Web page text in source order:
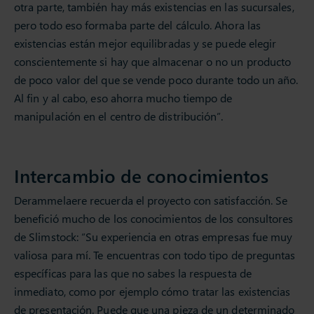
otra parte, también hay más existencias en las sucursales,
pero todo eso formaba parte del cálculo. Ahora las
existencias están mejor equilibradas y se puede elegir
conscientemente si hay que almacenar o no un producto
de poco valor del que se vende poco durante todo un año.
Al fin y al cabo, eso ahorra mucho tiempo de
manipulación en el centro de distribución”.
Intercambio de conocimientos
Derammelaere recuerda el proyecto con satisfacción. Se
benefició mucho de los conocimientos de los consultores
de Slimstock: “Su experiencia en otras empresas fue muy
valiosa para mí. Te encuentras con todo tipo de preguntas
específicas para las que no sabes la respuesta de
inmediato, como por ejemplo cómo tratar las existencias
de presentación. Puede que una pieza de un determinado